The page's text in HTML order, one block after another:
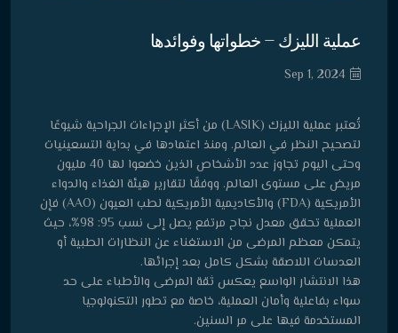
عملية الليزك – خطواتها وفوائدها
Sep 1, 2024
تُعتبر عملية الليزك (LASIK) من أكثر الإجراءات الجراحية شيوعًا
لتصحيح النظر في العالم. ومنذ اعتمادها في بداية التسعينيات
وحتى اليوم تجاوز عدد الأشخاص الذين خضعوا لها 40 مليون
مريض على مستوى العالم. ووفقًا لتقارير هيئة الغذاء والدواء
الأمريكية (FDA) والأكاديمية الأمريكية لطب العيون (AAO) فإن
العملية تحقق معدل نجاح مرتفع يصل إلى نسب 95: 98%، حيث
يتمكن معظم المرضى من الاستغناء عن النظارات الطبية أو
العدسات اللاصقة بشكل كامل بعد إجرائها.
هذا الانتشار الواسع يعكس ثقة المرضى والأطباء على حد
سواء بفاعلية وأمان العملية، خاصة مع تطور التكنولوجيا
المستخدمة فيها على مر السنين.